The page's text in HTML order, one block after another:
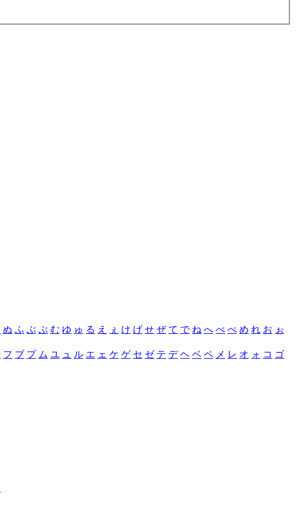
ぬ ふ ぶ ぷ む ゆ ゅ る え ぇ け げ せ ぜ て で ね へ べ ぺ め れ お ぉ
フ ブ プ ム ユ ュ ル エ ェ ケ ゲ セ ゼ テ デ ヘ ベ ペ メ レ オ ォ コ ゴ